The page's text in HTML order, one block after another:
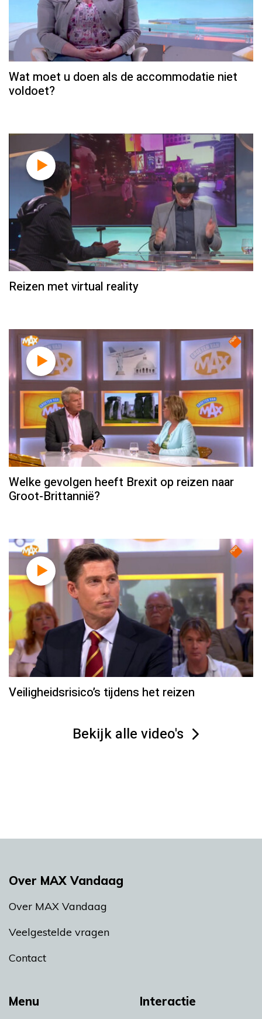
Wat moet u doen als de accommodatie niet
voldoet?
Reizen met virtual reality
Welke gevolgen heeft Brexit op reizen naar
Groot-Brittannië?
Veiligheidsrisico’s tijdens het reizen
Bekijk alle video's
Menu Interactie
Over MAX Vandaag
Over MAX Vandaag
Veelgestelde vragen
Contact